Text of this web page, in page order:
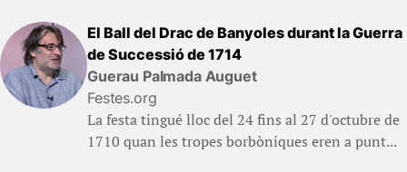
El Ball del Drac de Banyoles durant la Guerra
de Successió de 1714
Guerau Palmada Auguet
Festes.org
La festa tingué lloc del 24 fins al 27 d'octubre de
1710 quan les tropes borbòniques eren a punt...